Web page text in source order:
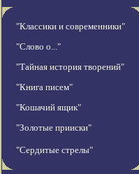
"Классики и современники"
"Слово о..."
"Тайная история творений"
"Книга писем"
"Кошачий ящик"
"Золотые прииски"
"Сердитые стрелы"